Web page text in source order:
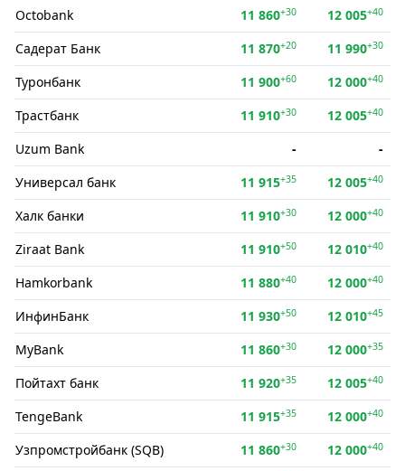
Octobank 11 860+30 12 005+40
Садерат Банк 11 870+20 11 990+30
Туронбанк 11 900+60 12 000+40
Трастбанк 11 910+30 12 005+40
Uzum Bank -
-
Универсал банк
11 915+35 12 005+40
Халк банки 11 910+30 12 000+40
Ziraat Bank 11 910+50 12 010+40
Hamkorbank 11 880+40 12 000+40
ИнфинБанк 11 930+50 12 010+45
MyBank 11 860+30 12 000+35
Пойтахт банк 11 920+35 12 005+40
TengeBank 11 915+35 12 000+40
Узпромстройбанк (SQB) 11 860+30 12 000+40